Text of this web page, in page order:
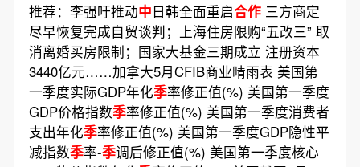
推荐：李强吁推动中日韩全面重启合作三方商定
尽早恢复完成自贸谈判；上海住房限购“五改三” 取
消离婚买房限制；国家大基金三期成立 注册资本
3440亿元……加拿大5月CFIB商业晴雨表 美国第
一季度实际GDP年化季率修正值(%) 美国第一季度
GDP价格指数季率修正值(%) 美国第一季度消费者
支出年化季率修正值(%) 美国第一季度GDP隐性平
减指数季率-季调后修正值(%) 美国第一季度核心